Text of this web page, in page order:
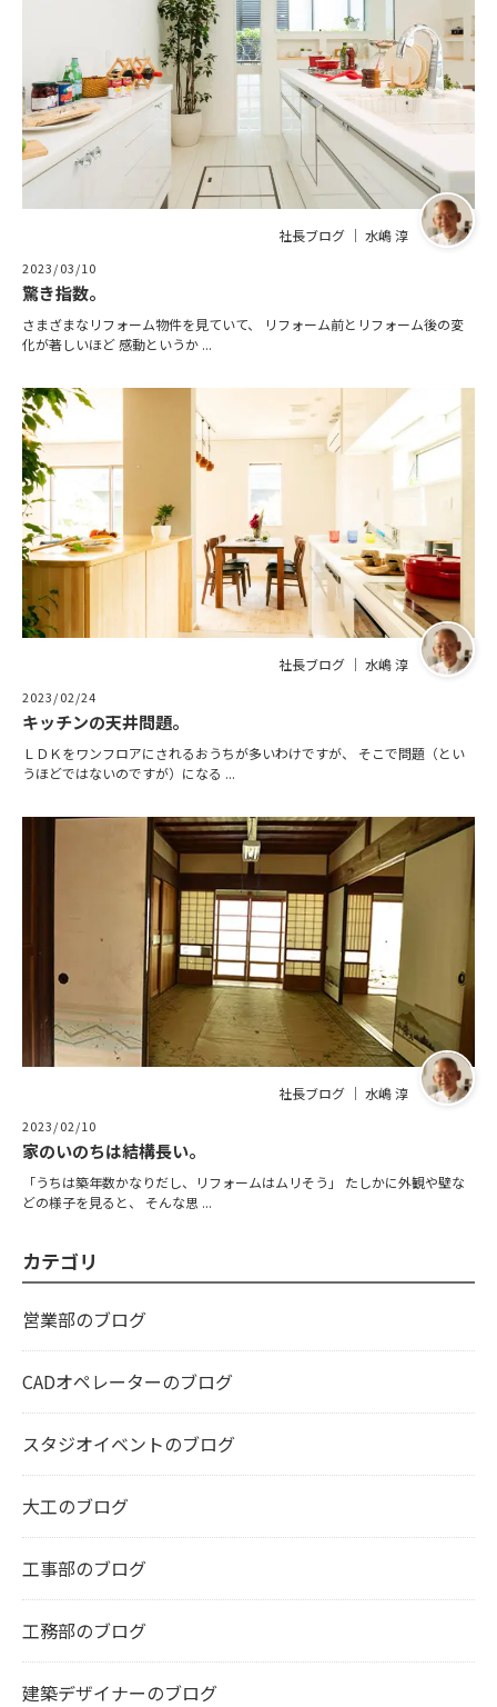
社長ブログ ｜ 水嶋 淳
2023/03/10
驚き指数。
さまざまなリフォーム物件を見ていて、 リフォーム前とリフォーム後の変
化が著しいほど 感動というか ...
社長ブログ ｜ 水嶋 淳
2023/02/24
キッチンの天井問題。
ＬＤＫをワンフロアにされるおうちが多いわけですが、 そこで問題（とい
うほどではないのですが）になる ...
社長ブログ ｜ 水嶋 淳
2023/02/10
家のいのちは結構長い。
「うちは築年数かなりだし、リフォームはムリそう」 たしかに外観や壁な
どの様子を見ると、 そんな思 ...
カテゴリ
営業部のブログ
CADオペレーターのブログ
スタジオイベントのブログ
大工のブログ
工事部のブログ
工務部のブログ
建築デザイナーのブログ